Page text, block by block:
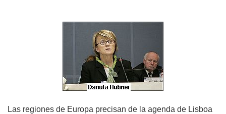
Las regiones de Europa precisan de la agenda de Lisboa